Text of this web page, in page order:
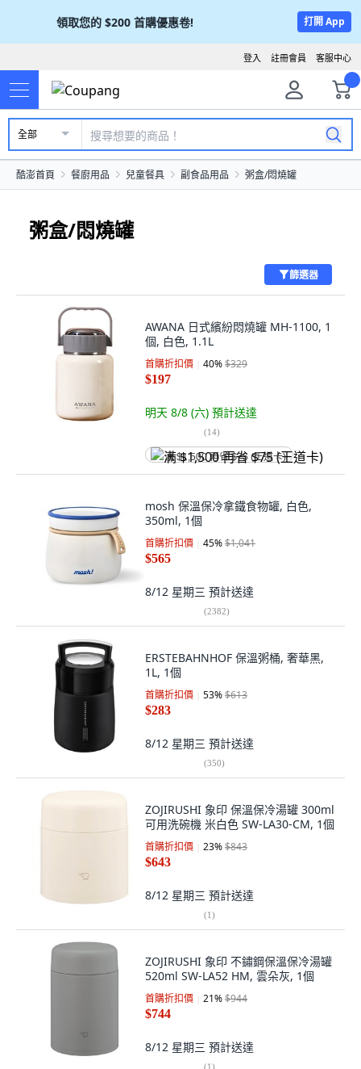
領取您的 $200 首購優惠卷! 打開 App
客服中心
註冊會員
登入
全部
酷澎首頁 餐廚用品 兒童餐具 副食品用品 粥盒/悶燒罐
粥盒/悶燒罐
篩選器
AWANA 日式繽紛悶燒罐 MH-1100, 1
個, 白色, 1.1L
首購折扣價 40%$329
$197
明天 8/8 (六) 預計送達
(14)
满 $1,500 再省 $75 (王道卡)
mosh 保溫保冷拿鐵食物罐, 白色,
350ml, 1個
首購折扣價 45%$1,041
$565
8/12 星期三 預計送達
(2382)
ERSTEBAHNHOF 保溫粥桶, 奢華黑,
1L, 1個
首購折扣價 53%$613
$283
8/12 星期三 預計送達
(350)
ZOJIRUSHI 象印 保溫保冷湯罐 300ml
可用洗碗機 米白色 SW-LA30-CM, 1個
首購折扣價 23%$843
$643
8/12 星期三 預計送達
(1)
ZOJIRUSHI 象印 不鏽鋼保溫保冷湯罐
520ml SW-LA52 HM, 雲朵灰, 1個
首購折扣價 21%$944
$744
8/12 星期三 預計送達
(1)